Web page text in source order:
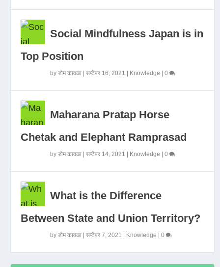
Social Mindfulness Japan is in
Top Position
byडोम कावळा |सप्टेंबर 16, 2021 Knowledge |0
Maharana Pratap Horse
Chetak and Elephant Ramprasad
byडोम कावळा |सप्टेंबर 14, 2021 Knowledge |0
What is the Difference
Between State and Union Territory?
byडोम कावळा |सप्टेंबर 7, 2021 Knowledge |0